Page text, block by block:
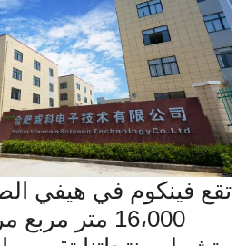
تقع فينكوم في هيفي
16،000 متر مربع مركز تصنيع.